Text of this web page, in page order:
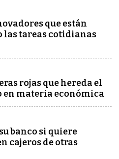
que están
tareas cotidianas
rojas que hereda el
en materia económica
banco si quiere
cajeros de otras